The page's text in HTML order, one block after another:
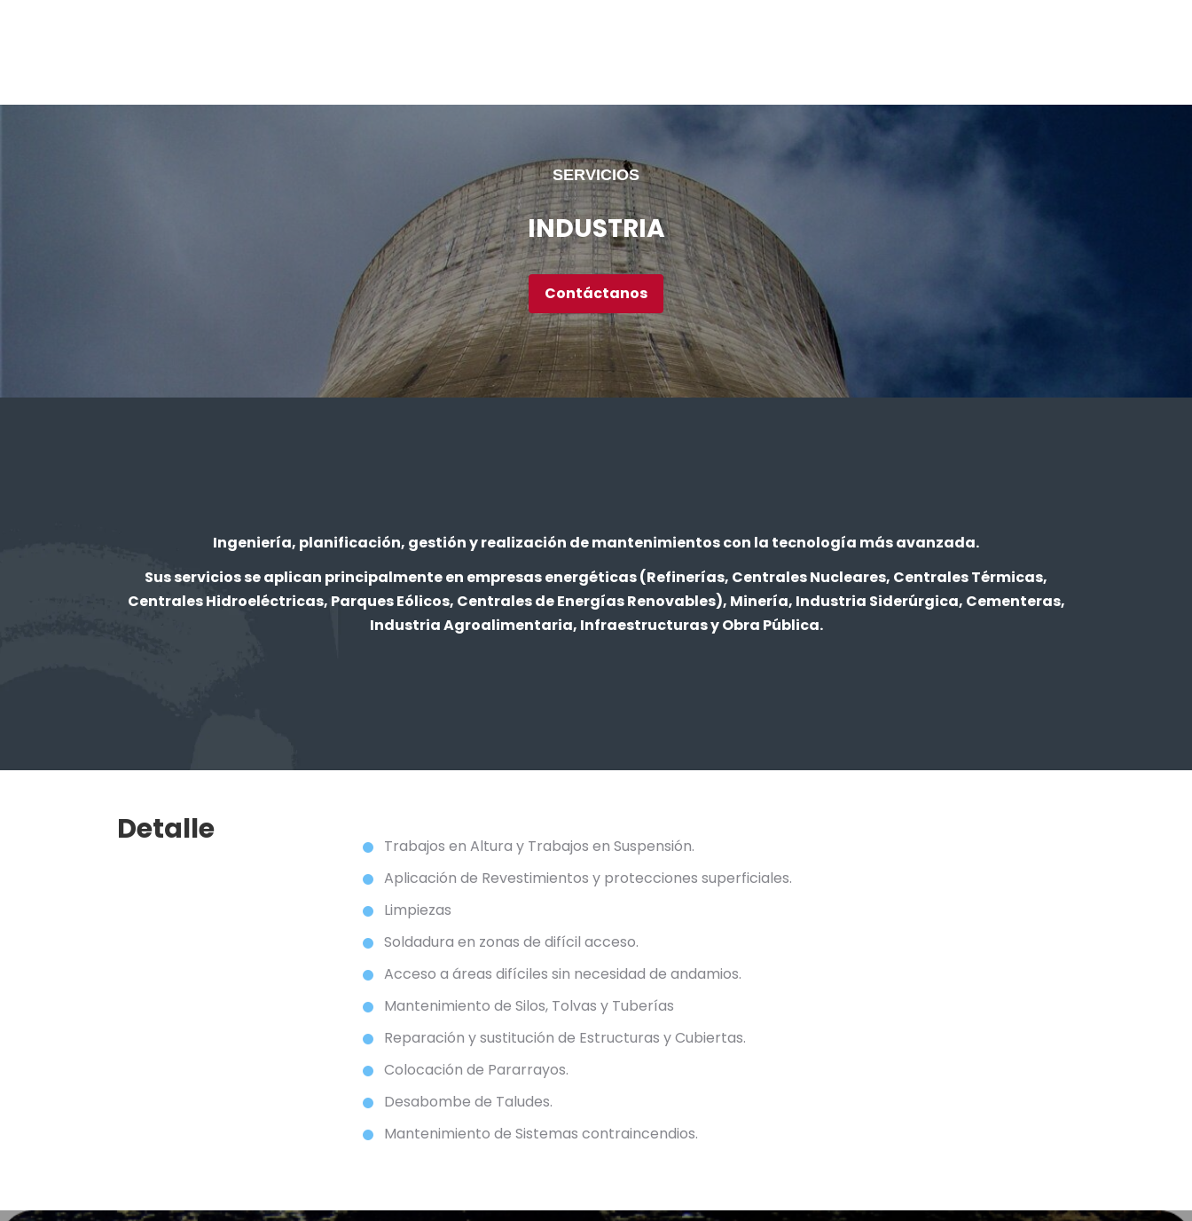
SERVICIOS
INDUSTRIA
Contáctanos
Ingeniería, planificación, gestión y realización de mantenimientos con la tecnología más avanzada.
Sus servicios se aplican principalmente en empresas energéticas (Refinerías, Centrales Nucleares, Centrales Térmicas,
Centrales Hidroeléctricas, Parques Eólicos, Centrales de Energías Renovables), Minería, Industria Siderúrgica, Cementeras,
Industria Agroalimentaria, Infraestructuras y Obra Pública.
Detalle
Trabajos en Altura y Trabajos en Suspensión.
Aplicación de Revestimientos y protecciones superficiales.
Limpiezas
Soldadura en zonas de difícil acceso.
Acceso a áreas difíciles sin necesidad de andamios.
Mantenimiento de Silos, Tolvas y Tuberías
Reparación y sustitución de Estructuras y Cubiertas.
Colocación de Pararrayos.
Desabombe de Taludes.
Mantenimiento de Sistemas contraincendios.